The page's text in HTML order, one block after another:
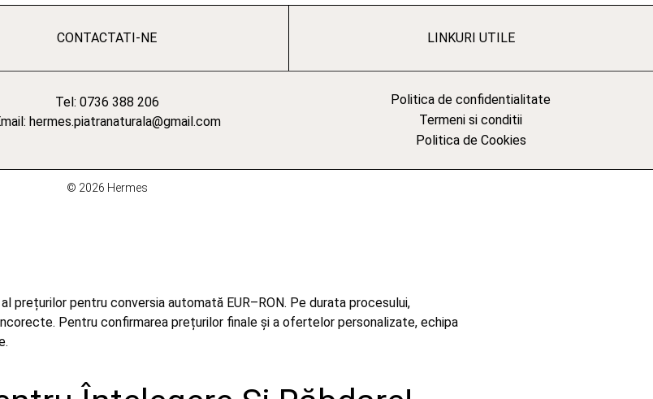
CONTACTATI-NE
Tel: 0736 388 206
hermes.piatranaturala@gmail.com
LINKURI UTILE
Politica de confidentialitate
Termeni si conditii
Politica de Cookies
© 2026 Hermes
prețurilor pentru conversia automată EUR–RON. Pe durata procesului,
Pentru confirmarea prețurilor finale și a ofertelor personalizate, echipa